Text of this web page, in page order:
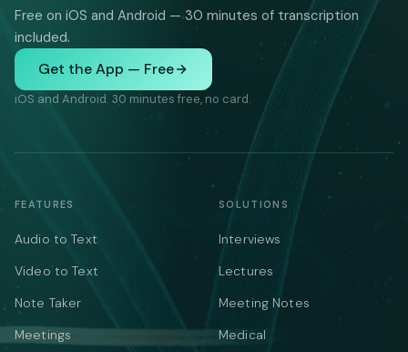
Free on iOS and Android — 30 minutes of transcription
included.
Get the App — Free
iOS and Android. 30 minutes free, no card.
FEATURES
Audio to Text
Video to Text
Note Taker
Meetings
SOLUTIONS
Interviews
Lectures
Meeting Notes
Medical